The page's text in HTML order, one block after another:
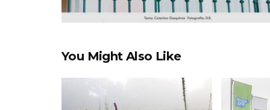
You Might Also Like